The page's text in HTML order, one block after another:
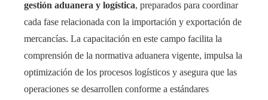
gestión aduanera y logística, preparados para coordinar
cada fase relacionada con la importación y exportación de
mercancías. La capacitación en este campo facilita la
comprensión de la normativa aduanera vigente, impulsa la
optimización de los procesos logísticos y asegura que las
operaciones se desarrollen conforme a estándares